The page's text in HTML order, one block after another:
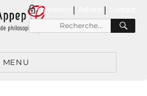
connexion |
MENU